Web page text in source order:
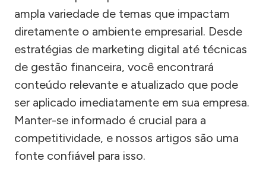
ampla variedade de temas que impactam
diretamente o ambiente empresarial. Desde
estratégias de marketing digital até técnicas
de gestão financeira, você encontrará
conteúdo relevante e atualizado que pode
ser aplicado imediatamente em sua empresa.
Manter-se informado é crucial para a
competitividade, e nossos artigos são uma
fonte confiável para isso.